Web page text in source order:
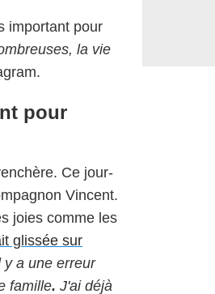
important pour
la vie
pour
Ce jour-
Vincent.
joies comme les
glissée sur
y a une erreur
famille. J'ai déjà